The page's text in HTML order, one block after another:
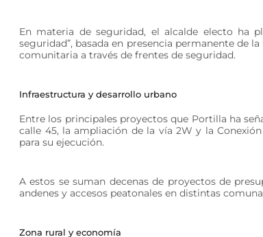
En materia de seguridad, el alcalde electo ha
seguridad”, basada en presencia permanente de
comunitaria a través de frentes de seguridad.
Infraestructura y desarrollo urbano
Entre los principales proyectos que Portilla ha
calle 45, la ampliación de la vía 2W y la
para su ejecución.
A estos se suman decenas de proyectos de
andenes y accesos peatonales en distintas
Zona rural y economía